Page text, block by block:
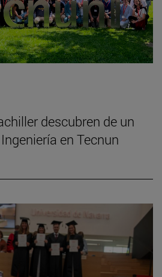
descubren de un
en Tecnun